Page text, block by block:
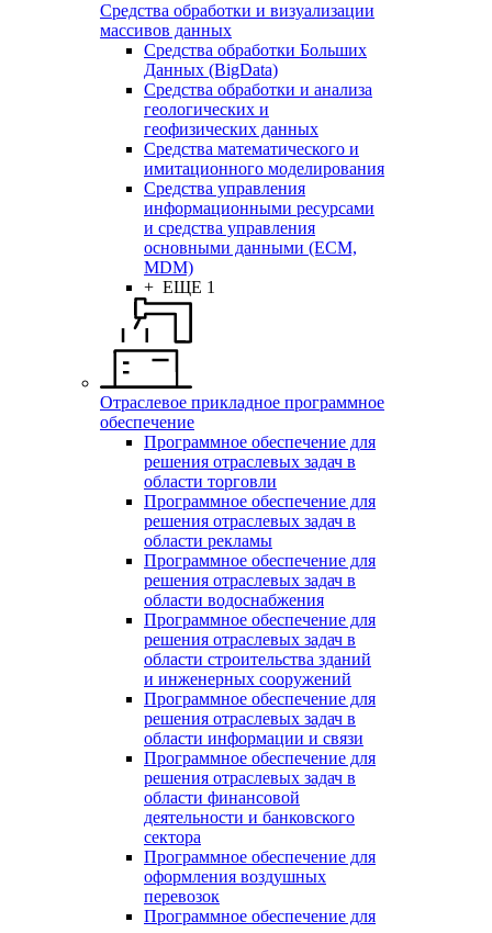
Средства обработки и визуализации
массивов данных
Средства обработки Больших
Данных (BigData)
Средства обработки и анализа
геологических и
геофизических данных
Средства математического и
имитационного моделирования
Средства управления
информационными ресурсами
и средства управления
основными данными (ECM,
MDM)
+ ЕЩЕ 1
Отраслевое прикладное программное
обеспечение
Программное обеспечение для
решения отраслевых задач в
области торговли
Программное обеспечение для
решения отраслевых задач в
области рекламы
Программное обеспечение для
решения отраслевых задач в
области водоснабжения
Программное обеспечение для
решения отраслевых задач в
области строительства зданий
и инженерных сооружений
Программное обеспечение для
решения отраслевых задач в
области информации и связи
Программное обеспечение для
решения отраслевых задач в
области финансовой
деятельности и банковского
сектора
Программное обеспечение для
оформления воздушных
перевозок
Программное обеспечение для